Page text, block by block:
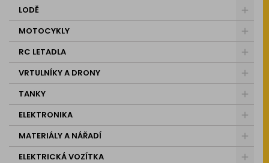
LODĚ
MOTOCYKLY
RC LETADLA
VRTULNÍKY A DRONY
TANKY
ELEKTRONIKA
MATERIÁLY A NÁŘADÍ
ELEKTRICKÁ VOZÍTKA